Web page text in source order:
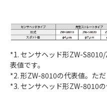
*1. センサヘッド形ZW-
表値です。
*2. 形ZW-8010の代表値。た
*3. センサヘッド形ZW-8010の